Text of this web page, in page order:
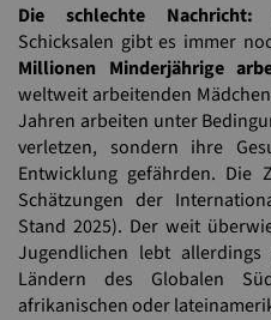
Die schlechte Nachricht:
Schicksalen gibt es immer
Millionen Minderjährige
weltweit arbeitenden
Jahren arbeiten unter
verletzen, sondern ihre
Entwicklung gefährden. Die
Schätzungen der
Stand 2025). Der weit
Jugendlichen lebt
Ländern des Globalen
afrikanischen oder